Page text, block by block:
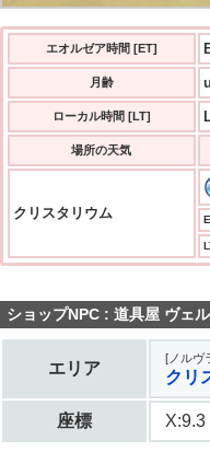
エオルゼア時間 [ET]
月齢
ローカル時間 [LT]
場所の天気
クリスタリウム
ショップNPC : 道具屋 ヴェ
エリア
[ノルヴ
クリ
座標 X:9.3